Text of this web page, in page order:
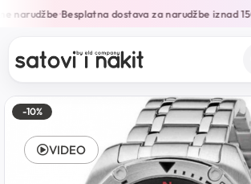
narudžbe•Besplatna dostava za narudžbe iznad
-10%
VIDEO